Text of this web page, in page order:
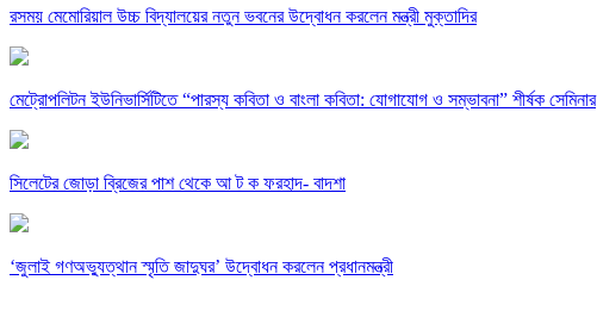
রসময় মেমোরিয়াল উচ্চ বিদ্যালয়ের নতুন ভবনের উদ্বোধন করলেন মন্ত্রী মুক্তাদির
মেট্রোপলিটন ইউনিভার্সিটিতে “পারস্য কবিতা ও বাংলা কবিতা: যোগাযোগ ও সম্ভাবনা” শীর্ষক সেমিনার
সিলেটের জোড়া ব্রিজের পাশ থেকে আ ট ক ফরহাদ- বাদশা
‘জুলাই গণঅভ্যুত্থান স্মৃতি জাদুঘর’ উদ্বোধন করলেন প্রধানমন্ত্রী